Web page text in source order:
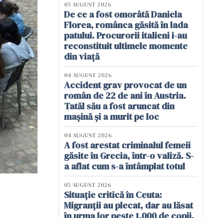
05 AUGUST 2026
De ce a fost omorâtă Daniela
Florea, românca găsită în lada
patului. Procurorii italieni i-au
reconstituit ultimele momente
din viață
04 AUGUST 2026
Accident grav provocat de un
român de 22 de ani în Austria.
Tatăl său a fost aruncat din
mașină și a murit pe loc
04 AUGUST 2026
A fost arestat criminalul femeii
găsite în Grecia, într-o valiză. S-
a aflat cum s-a întâmplat totul
05 AUGUST 2026
Situație critică în Ceuta:
Migranții au plecat, dar au lăsat